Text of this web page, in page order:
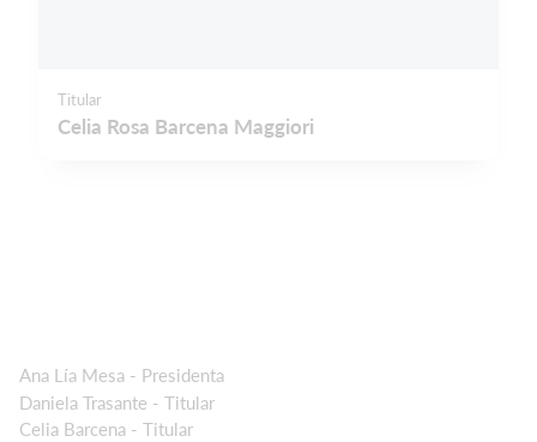
Titular
Celia Rosa Barcena Maggiori
Ana Lía Mesa - Presidenta
Daniela Trasante - Titular
Celia Barcena - Titular